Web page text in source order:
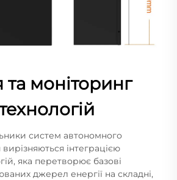
та моніторинг
систем автономного
інтеграцією
яка перетворює базові
джерел енергії на складні,